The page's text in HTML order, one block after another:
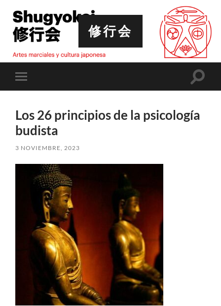
修行会
Alternar
el
Los 26 principios de la psicología
budista
3 NOVIEMBRE, 2023